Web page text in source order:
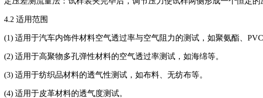
4.2 适用范围
(1) 适用于汽车内饰件材料空气透过率与空气阻力的测试，如聚氨酯、
(2) 适用于高聚物多孔弹性材料的空气透过率测试，如海绵等。
(3) 适用于纺织品材料的透气性测试，如布料、无纺布等。
(4) 适用于皮革材料的透气度测试。